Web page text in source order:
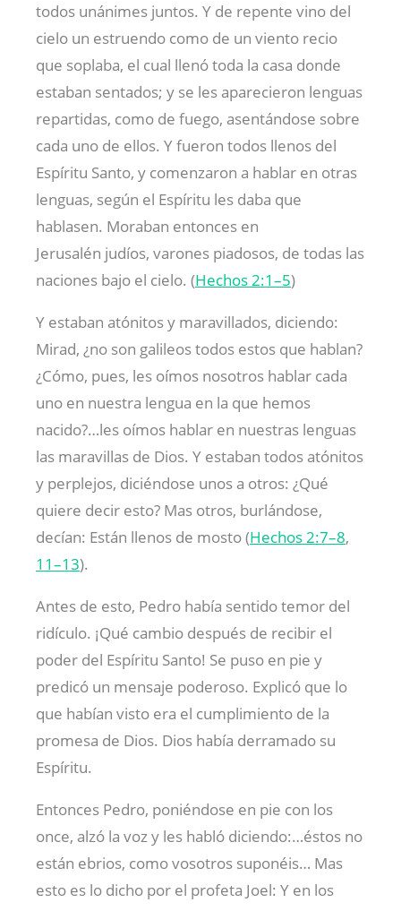
todos unánimes juntos. Y de repente vino del
cielo un estruendo como de un viento recio
que soplaba, el cual llenó toda la casa donde
estaban sentados; y se les aparecieron lenguas
repartidas, como de fuego, asentándose sobre
cada uno de ellos. Y fueron todos llenos del
Espíritu Santo, y comenzaron a hablar en otras
lenguas, según el Espíritu les daba que
hablasen. Moraban entonces en
Jerusalén judíos, varones piadosos, de todas las
naciones bajo el cielo. (Hechos 2:1–5)
Y estaban atónitos y maravillados, diciendo:
Mirad, ¿no son galileos todos estos que hablan?
¿Cómo, pues, les oímos nosotros hablar cada
uno en nuestra lengua en la que hemos
nacido?…les oímos hablar en nuestras lenguas
las maravillas de Dios. Y estaban todos atónitos
y perplejos, diciéndose unos a otros: ¿Qué
quiere decir esto? Mas otros, burlándose,
decían: Están llenos de mosto (Hechos 2:7–8,
11–13).
Antes de esto, Pedro había sentido temor del
ridículo. ¡Qué cambio después de recibir el
poder del Espíritu Santo! Se puso en pie y
predicó un mensaje poderoso. Explicó que lo
que habían visto era el cumplimiento de la
promesa de Dios. Dios había derramado su
Espíritu.
Entonces Pedro, poniéndose en pie con los
once, alzó la voz y les habló diciendo:…éstos no
están ebrios, como vosotros suponéis… Mas
esto es lo dicho por el profeta Joel: Y en los